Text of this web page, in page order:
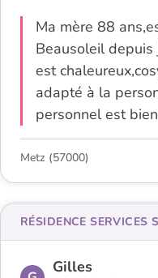
Ma mère 88
Beausoleil depuis
est
adapté à la
personnel est
Metz (57000)
Gilles
RÉSIDENCE SERVICES